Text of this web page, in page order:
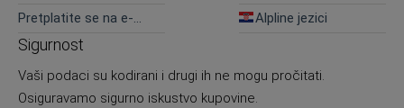
Pretplatite se na e-
Alpline jezici
Sigurnost
Vaši podaci su kodirani i drugi ih ne mogu pročitati.
Osiguravamo sigurno iskustvo kupovine.